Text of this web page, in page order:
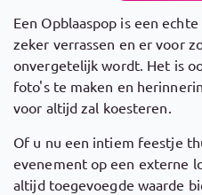
Een Opblaaspop is een
zeker verrassen en er voor
onvergetelijk wordt. Het is
foto's te maken en
voor altijd zal koesteren.
Of u nu een intiem feestje
evenement op een externe
altijd toegevoegde waarde